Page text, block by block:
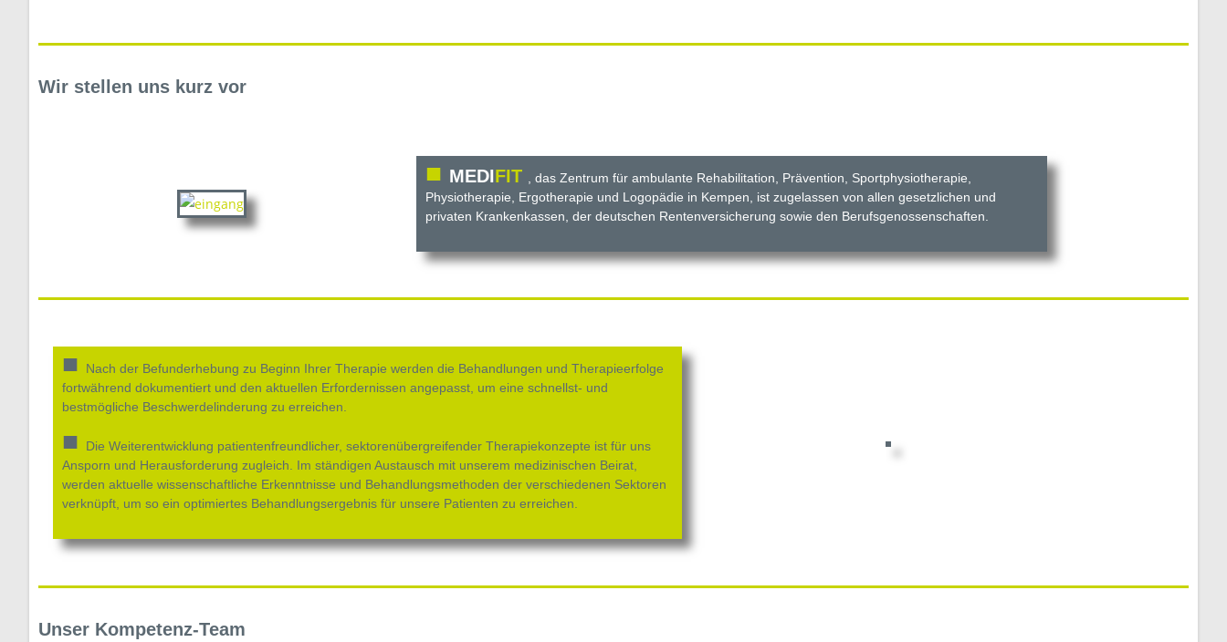
Wir stellen uns kurz vor
■ MEDIFIT
, das Zentrum für ambulante Rehabilitation, Prävention, Sportphysiotherapie,
Physiotherapie, Ergotherapie und Logopädie in Kempen, ist zugelassen von allen gesetzlichen und
privaten Krankenkassen, der deutschen Rentenversicherung sowie den Berufsgenossenschaften.
■
Nach der Befunderhebung zu Beginn Ihrer Therapie werden die Behandlungen und Therapieerfolge
fortwährend dokumentiert und den aktuellen Erfordernissen angepasst, um eine schnellst- und
bestmögliche Beschwerdelinderung zu erreichen.
■
Die Weiterentwicklung patientenfreundlicher, sektorenübergreifender Therapiekonzepte ist für uns
Ansporn und Herausforderung zugleich. Im ständigen Austausch mit unserem medizinischen Beirat,
werden aktuelle wissenschaftliche Erkenntnisse und Behandlungsmethoden der verschiedenen Sektoren
verknüpft, um so ein optimiertes Behandlungsergebnis für unsere Patienten zu erreichen.
Unser Kompetenz-Team